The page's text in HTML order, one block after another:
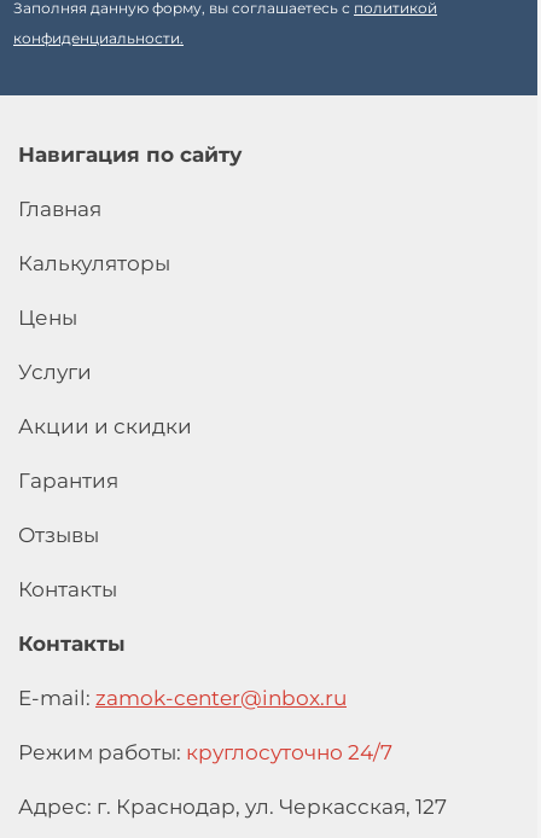
Заполняя данную форму, вы соглашаетесь с политикой
конфиденциальности.
Навигация по сайту
Главная
Калькуляторы
Цены
Услуги
Акции и скидки
Гарантия
Отзывы
Контакты
Контакты
E-mail: zamok-center@inbox.ru
Режим работы: круглосуточно 24/7
Адрес: г. Краснодар, ул. Черкасская, 127